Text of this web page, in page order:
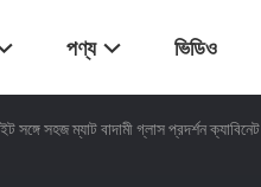
পণ্য ভিডিও
সঙ্গে সহজ ম্যাট বাদামী গ্লাস প্রদর্শন ক্যাবিনেট